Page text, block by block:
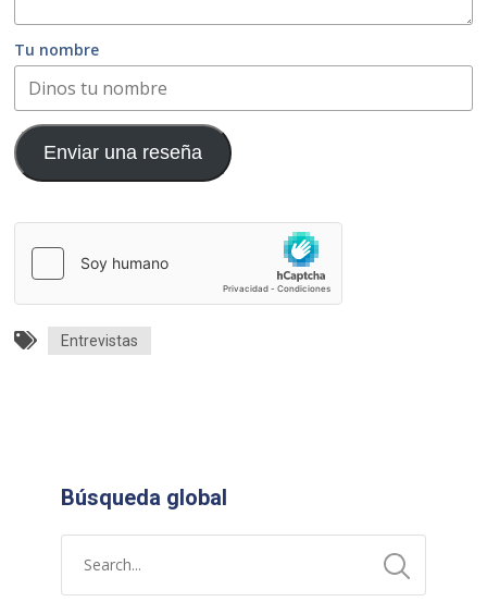
Tu nombre
Enviar una reseña
Entrevistas
Búsqueda global